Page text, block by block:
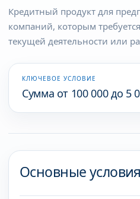
Кредитный продукт для
компаний, которым
текущей деятельности или
КЛЮЧЕВОЕ УСЛОВИЕ
Сумма от 100 000 до 5
Основные условия